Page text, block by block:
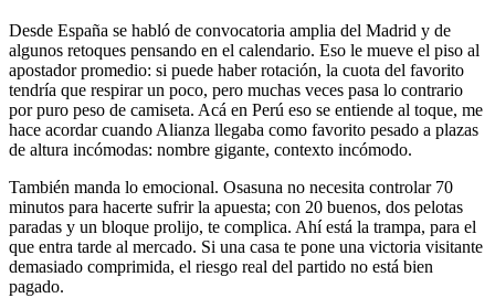
Desde España se habló de convocatoria amplia del Madrid y de
algunos retoques pensando en el calendario. Eso le mueve el piso al
apostador promedio: si puede haber rotación, la cuota del favorito
tendría que respirar un poco, pero muchas veces pasa lo contrario
por puro peso de camiseta. Acá en Perú eso se entiende al toque, me
hace acordar cuando Alianza llegaba como favorito pesado a plazas
de altura incómodas: nombre gigante, contexto incómodo.
También manda lo emocional. Osasuna no necesita controlar 70
minutos para hacerte sufrir la apuesta; con 20 buenos, dos pelotas
paradas y un bloque prolijo, te complica. Ahí está la trampa, para el
que entra tarde al mercado. Si una casa te pone una victoria visitante
demasiado comprimida, el riesgo real del partido no está bien
pagado.